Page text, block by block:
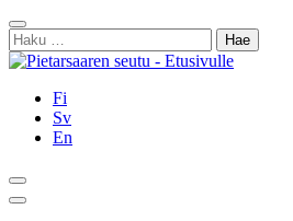
Siirry
sisältöön
Sulje
Haku:
Fi
Sv
En
Hae
Päävalikko